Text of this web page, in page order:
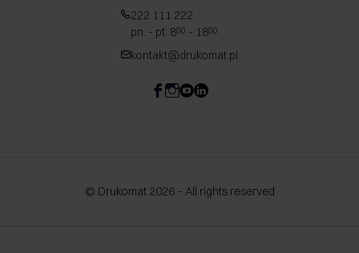
222 111 222
pn. - pt. 800 - 1800
kontakt@drukomat.pl
© Drukomat 2026 – All rights reserved